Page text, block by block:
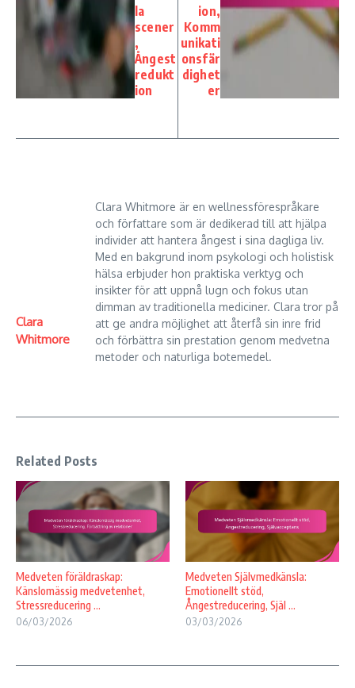
la
scener
,
Ångest
redukt
ion
ion,
Komm
unikati
onsfär
dighet
er
Clara
Whitmore
Clara Whitmore är en wellnessförespråkare
och författare som är dedikerad till att hjälpa
individer att hantera ångest i sina dagliga liv.
Med en bakgrund inom psykologi och holistisk
hälsa erbjuder hon praktiska verktyg och
insikter för att uppnå lugn och fokus utan
dimman av traditionella mediciner. Clara tror på
att ge andra möjlighet att återfå sin inre frid
och förbättra sin prestation genom medvetna
metoder och naturliga botemedel.
Related Posts
Medveten föräldraskap:
Känslomässig medvetenhet,
Stressreducering ...
06/03/2026
Medveten Självmedkänsla:
Emotionellt stöd,
Ångestreducering, Själ ...
03/03/2026